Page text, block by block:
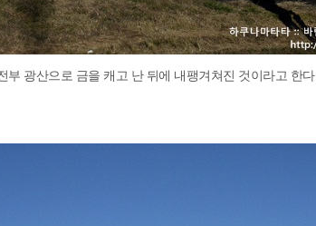
광산으로 금을 캐고 난 뒤에 내팽겨쳐진 것이라고 한다.